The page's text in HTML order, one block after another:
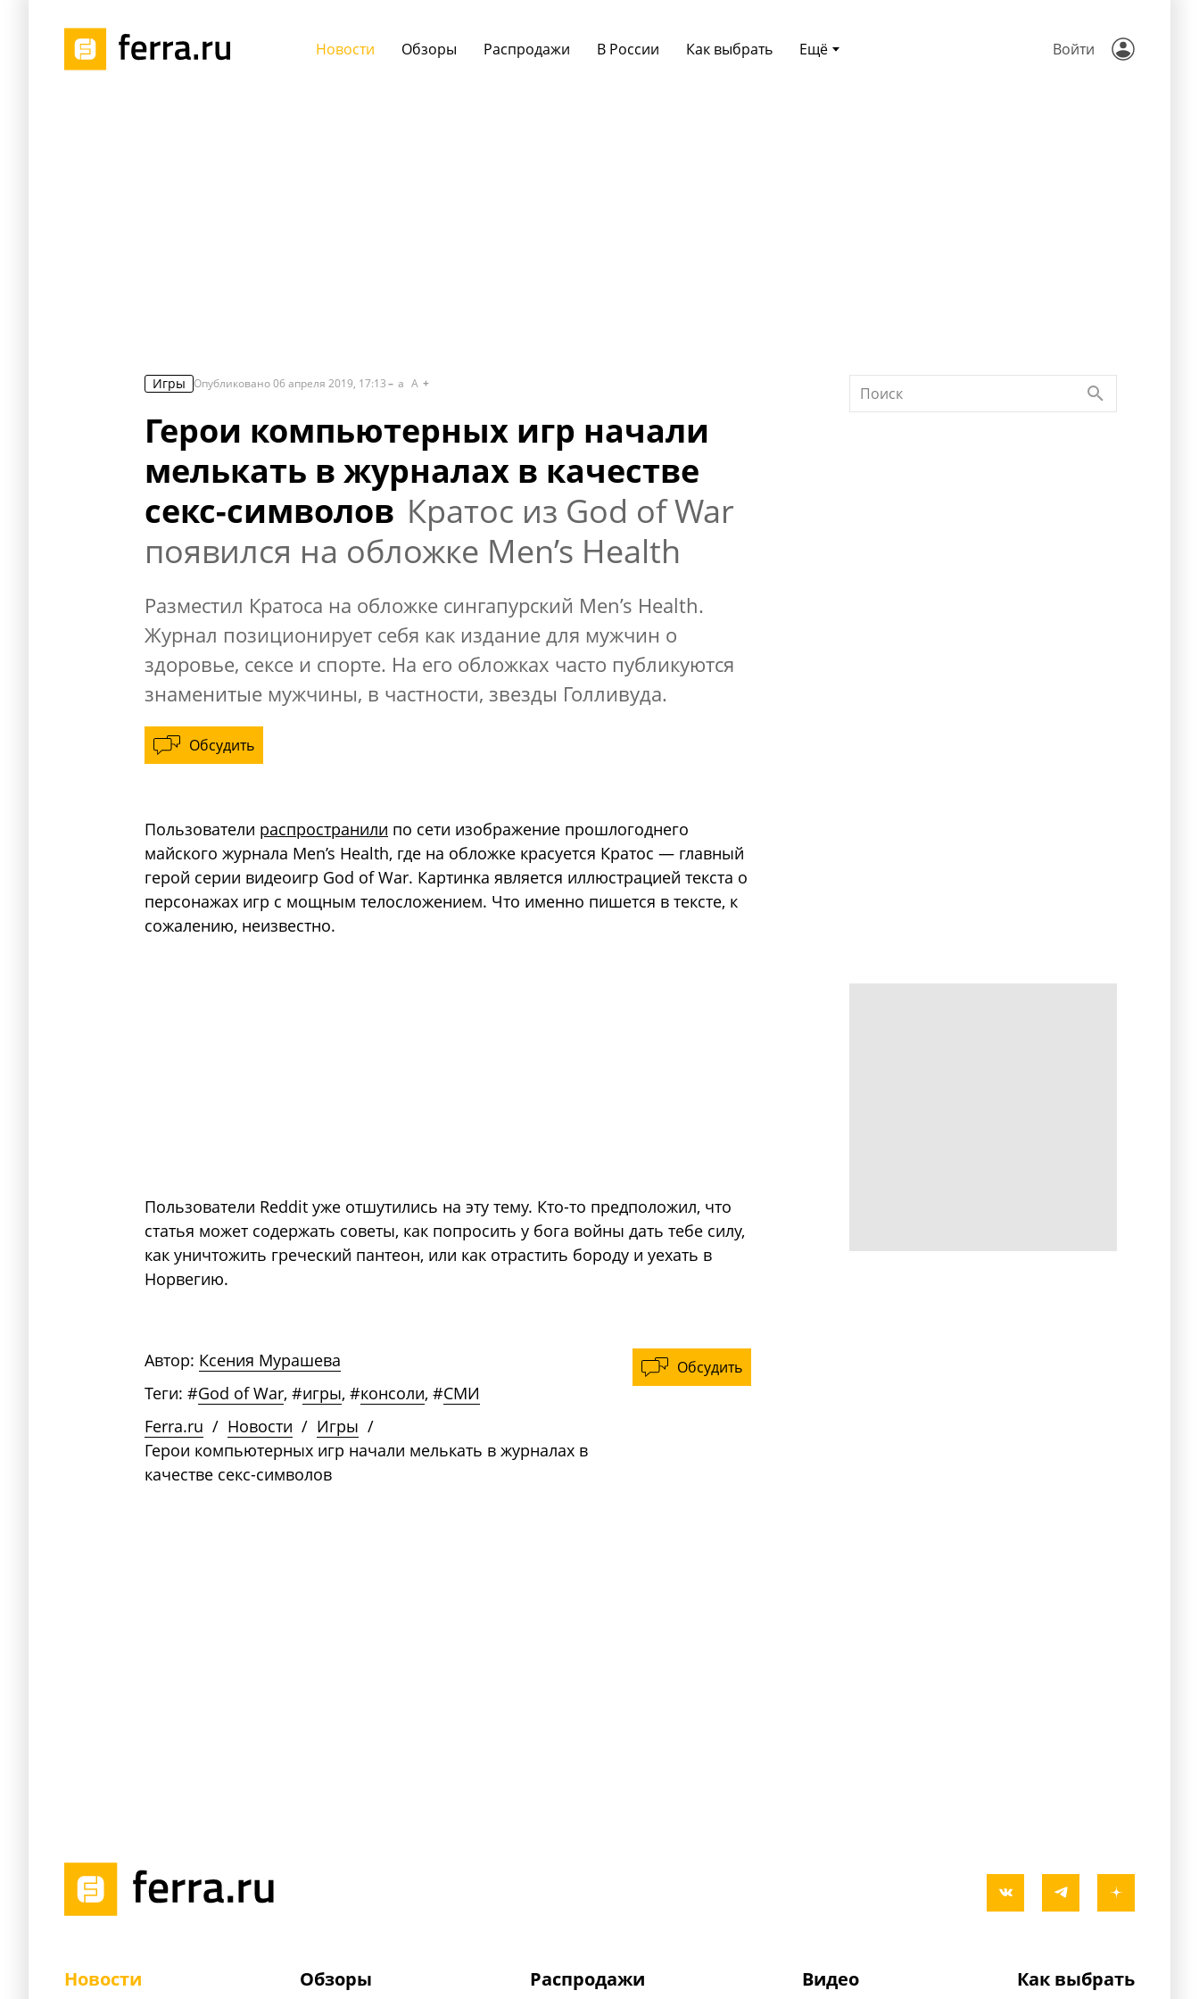
Ещё
Новости Обзоры Распродажи В России Как выбрать Войти
Игры Опубликовано06 апреля 2019, 17:13 a A
Герои компьютерных игр начали
мелькать в журналах в качестве
секс-символов Кратос из God of War
появился на обложке Men’s Health
Разместил Кратоса на обложке сингапурский Men’s Health.
Журнал позиционирует себя как издание для мужчин о
здоровье, сексе и спорте. На его обложках часто публикуются
знаменитые мужчины, в частности, звезды Голливуда.
Обсудить
Пользователи распространили по сети изображение прошлогоднего
майского журнала Men’s Health, где на обложке красуется Кратос — главный
герой серии видеоигр God of War. Картинка является иллюстрацией текста о
персонажах игр с мощным телосложением. Что именно пишется в тексте, к
сожалению, неизвестно.
Пользователи Reddit уже отшутились на эту тему. Кто-то предположил, что
статья может содержать советы, как попросить у бога войны дать тебе силу,
как уничтожить греческий пантеон, или как отрастить бороду и уехать в
Норвегию.
Обсудить
Автор: Ксения Мурашева
Теги: #God of War, #игры, #консоли, #СМИ
Ferra.ru / Новости / Игры /
Герои компьютерных игр начали мелькать в журналах в
качестве секс-символов
Новости Обзоры Распродажи Видео Как выбрать